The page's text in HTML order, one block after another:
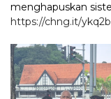
menghapuskan
https://chng.it/